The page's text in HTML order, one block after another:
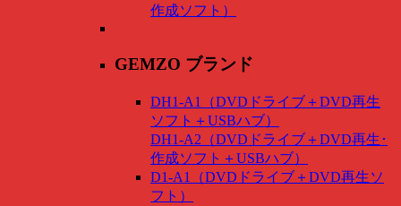
作成ソフト）
GEMZO ブランド
DH1-A1（DVDドライブ＋DVD再生
ソフト＋USBハブ）
DH1-A2（DVDドライブ＋DVD再生･
作成ソフト＋USBハブ）
D1-A1（DVDドライブ＋DVD再生ソ
フト）